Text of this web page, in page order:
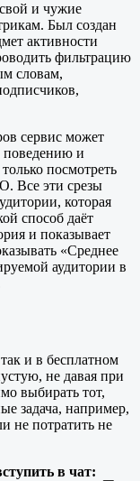
и чужие
Был создан
активности
фильтрацию
словам,
сервис может
поведению и
посмотреть
Все эти срезы
которая
способ даёт
и показывает
«Среднее
аудитории в
и в бесплатном
не давая при
выбирать тот,
задача, например,
не потратить не
в чат: